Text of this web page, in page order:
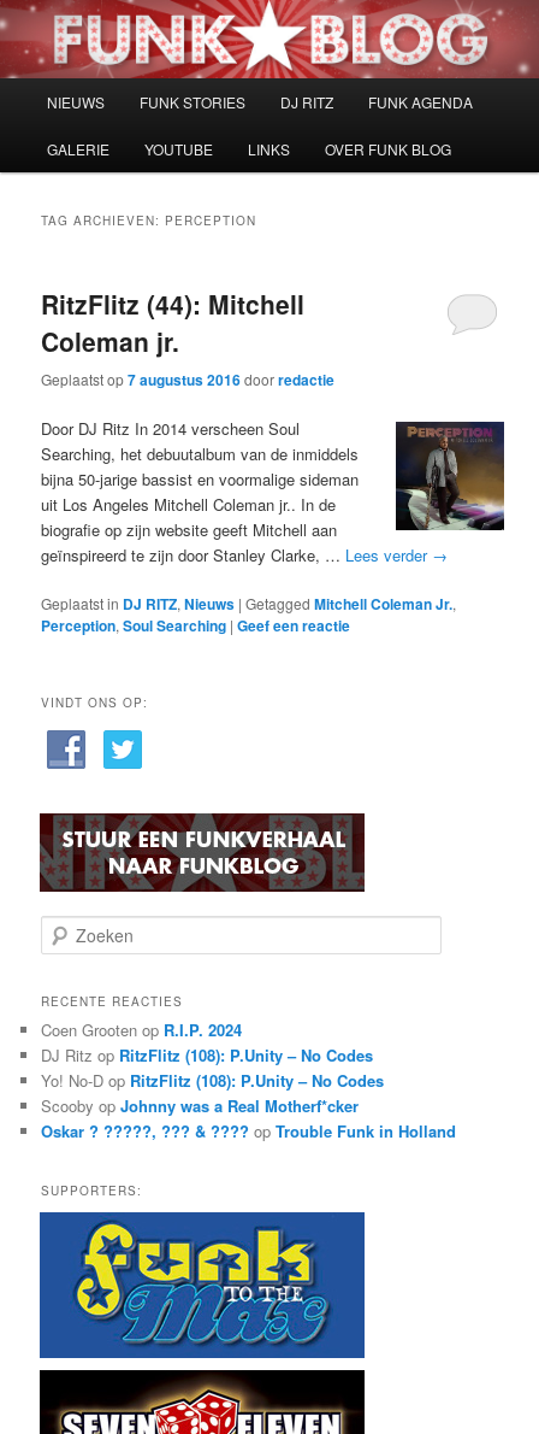
Spring
naar
Spring
naar
NIEUWS FUNK STORIES DJ RITZ FUNK AGENDA
GALERIE YOUTUBE LINKS OVER FUNK BLOG
TAG ARCHIEVEN: PERCEPTION
RitzFlitz (44): Mitchell
Coleman jr.
Geplaatst op7 augustus 2016doorredactie
Door DJ Ritz In 2014 verscheen Soul
Searching, het debuutalbum van de inmiddels
bijna 50-jarige bassist en voormalige sideman
uit Los Angeles Mitchell Coleman jr.. In de
biografie op zijn website geeft Mitchell aan
geïnspireerd te zijn door Stanley Clarke, … Lees verder →
Geplaatst in DJ RITZ,Nieuws |Getagged Mitchell Coleman Jr.,
Perception,Soul Searching |Geef een reactie
VINDT ONS OP:
o
k
n
RECENTE REACTIES
Coen Grooten op R.I.P. 2024
DJ Ritz op RitzFlitz (108): P.Unity – No Codes
Yo! No-D op RitzFlitz (108): P.Unity – No Codes
Scooby opJohnny was a Real Motherf*cker
Oskar ? ?????, ??? & ???? opTrouble Funk in Holland
SUPPORTERS: